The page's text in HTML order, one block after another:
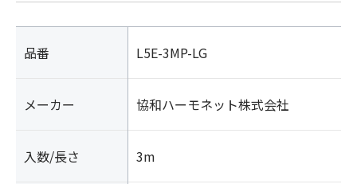
品番 L5E-3MP-LG
メーカー 協和ハーモネット株式会社
入数/長さ 3m